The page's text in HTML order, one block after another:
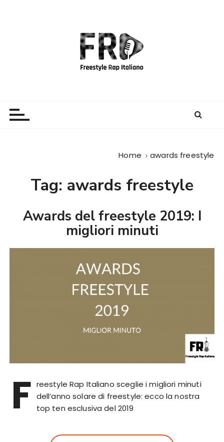
Home awards freestyle
Tag: awards freestyle
Awards del freestyle 2019: I
migliori minuti
F reestyle Rap Italiano sceglie i migliori minuti
dell’anno solare di freestyle: ecco la nostra
top ten esclusiva del 2019